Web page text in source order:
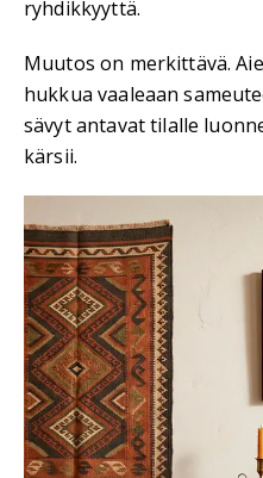
ryhdikkyyttä.
Muutos on merkittävä.
hukkua vaaleaan
sävyt antavat tilalle
kärsii.